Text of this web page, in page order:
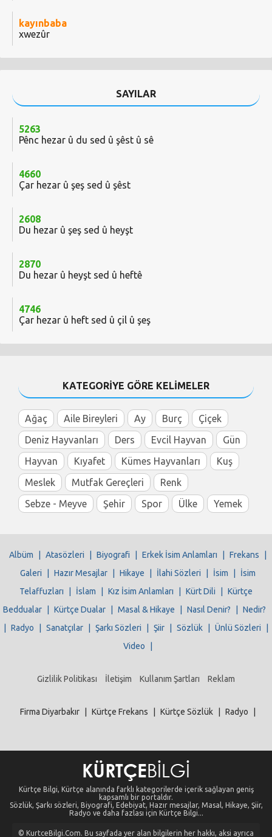
kayınbaba
xwezûr
SAYILAR
5263
Pênc hezar û du sed û şêst û sê
4660
Çar hezar û şeş sed û şêst
2608
Du hezar û şeş sed û heyşt
2870
Du hezar û heyşt sed û heftê
4746
Çar hezar û heft sed û çil û şeş
KATEGORİYE GÖRE KELİMELER
Ağaç Aile Bireyleri Ay Burç
Çiçek
Deniz Hayvanları
Ders Evcil Hayvan
Gün
Hayvan
Kıyafet Kümes Hayvanları
Kuş
Meslek
Mutfak Gereçleri
Renk
Sebze - Meyve
Şehir Spor Ülke Yemek
Albüm Atasözleri Biyografi Erkek İsim Anlamları Frekans
Galeri
Hazır Mesajlar Hikaye İlahi Sözleri İsim
İsim
Telaffuzları
İslam Kız İsim Anlamları Kürt Dili
Kürtçe
Beddualar
Kürtçe Dualar Masal & Hikaye Nasıl Denir?
Nedir?
Radyo Sanatçılar Şarkı Sözleri Şiir Sözlük Ünlü Sözleri
Video
Gizlilik Politikası İletişim Kullanım Şartları Reklam
Firma Diyarbakır Kürtçe Frekans Kürtçe Sözlük Radyo
Kürtçe Bilgi, Kürtçe alanında farklı kategorilerde içerik sağlayan geniş
kapsamlı bir portaldır.
Sözlük, Şarkı sözleri, Biyografi, Edebiyat, Hazır mesajlar, Masal, Hikaye, Şiir,
Radyo ve daha fazlası için Kürtçe Bilgi...
© KurtceBilgi.Com. Bu sayfada yer alan bilgilerin her hakkı, aksi ayrıca